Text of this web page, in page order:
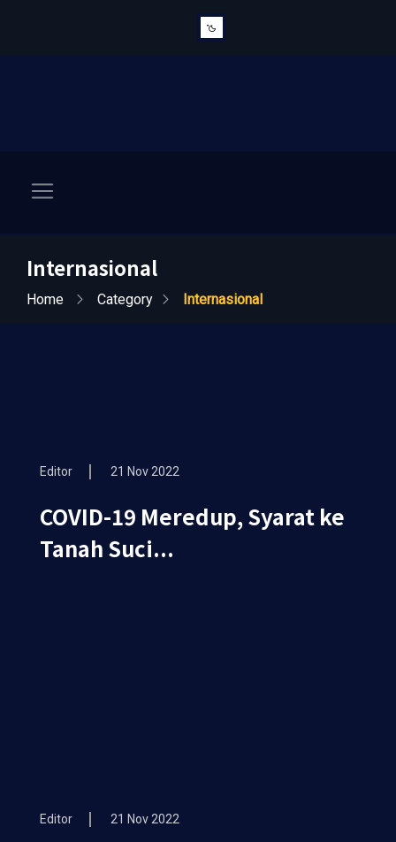
Internasional
Home Category Internasional
Editor 21 Nov 2022
COVID-19 Meredup, Syarat ke
Tanah Suci...
Editor 21 Nov 2022